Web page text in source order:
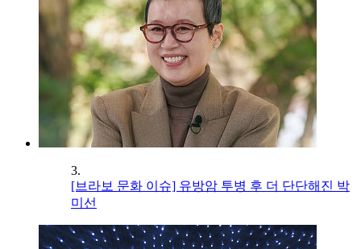
3.
[브라보 문화 이슈] 유방암 투병 후 더 단단해진 박
미선